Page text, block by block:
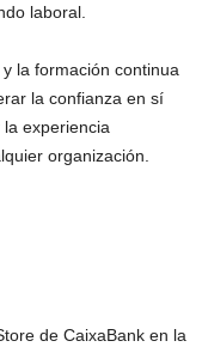
laboral.
la formación continua
la confianza en sí
experiencia
organización.
de CaixaBank en la